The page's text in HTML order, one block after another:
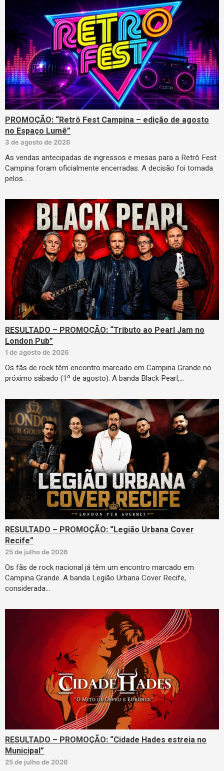
PROMOÇÃO: “Retrô Fest Campina – edição de agosto
no Espaço Lumê”
3 de agosto de 2026
As vendas antecipadas de ingressos e mesas para a Retrô Fest
Campina foram oficialmente encerradas. A decisão foi tomada
pelos…
RESULTADO – PROMOÇÃO: “Tributo ao Pearl Jam no
London Pub”
1 de agosto de 2026
Os fãs de rock têm encontro marcado em Campina Grande no
próximo sábado (1º de agosto). A banda Black Pearl,…
RESULTADO – PROMOÇÃO: “Legião Urbana Cover
Recife”
25 de julho de 2026
Os fãs de rock nacional já têm um encontro marcado em
Campina Grande. A banda Legião Urbana Cover Recife,
considerada…
RESULTADO – PROMOÇÃO: “Cidade Hades estreia no
Municipal”
25 de julho de 2026